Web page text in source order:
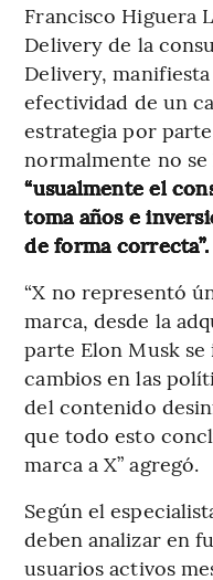
Francisco Higuera
Delivery de la
Delivery,
efectividad de un
estrategia por
normalmente no
“usualmente el
toma años e
de forma correcta”.
“X no representó
marca, desde la
parte Elon Musk
cambios en las
del contenido
que todo esto
marca a X” agregó.
Según el
deben analizar en
usuarios activos